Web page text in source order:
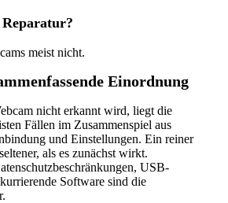
meist nicht.
Einordnung
nicht erkannt wird, liegt die
Fällen im Zusammenspiel aus
und Einstellungen. Ein reiner
als es zunächst wirkt.
USB-
Software sind die